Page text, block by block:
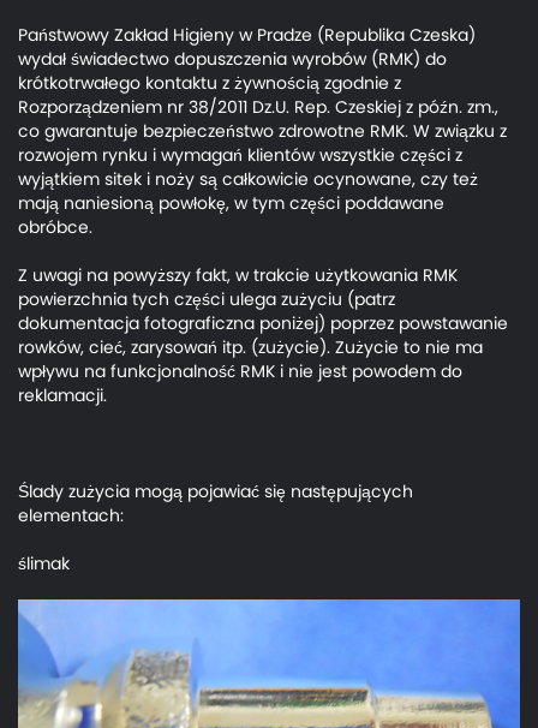
Państwowy Zakład Higieny w Pradze (Republika Czeska)
wydał świadectwo dopuszczenia wyrobów (RMK) do
krótkotrwałego kontaktu z żywnością zgodnie z
Rozporządzeniem nr 38/2011 Dz.U. Rep. Czeskiej z późn. zm.,
co gwarantuje bezpieczeństwo zdrowotne RMK. W związku z
rozwojem rynku i wymagań klientów wszystkie części z
wyjątkiem sitek i noży są całkowicie ocynowane, czy też
mają naniesioną powłokę, w tym części poddawane
obróbce.
Z uwagi na powyższy fakt, w trakcie użytkowania RMK
powierzchnia tych części ulega zużyciu (patrz
dokumentacja fotograficzna poniżej) poprzez powstawanie
rowków, cieć, zarysowań itp. (zużycie). Zużycie to nie ma
wpływu na funkcjonalność RMK i nie jest powodem do
reklamacji.
Ślady zużycia mogą pojawiać się następujących
elementach:
ślimak